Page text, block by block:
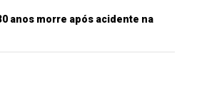
anos morre após acidente na